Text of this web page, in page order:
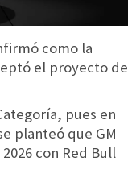
como la
el proyecto de
pues en
planteó que GM
con Red Bull